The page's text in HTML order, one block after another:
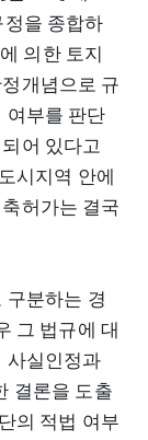
을 종합하
의한 토지
개념으로 규
여부를 판단
어 있다고
시지역 안에
허가는 결국
구분하는 경
그 법규에 대
사실인정과
결론을 도출
의 적법 여부